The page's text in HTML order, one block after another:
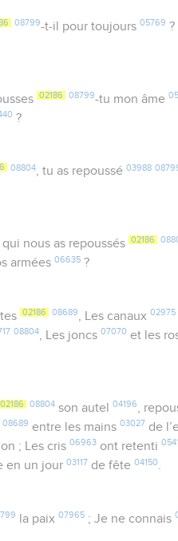
08799-t-il pour toujours 05769 ?
02186 08799-tu mon âme
?
08804, tu as repoussé 03988
, qui nous as repoussés 02186
armées06635 ?
02186 08689 , Les canaux 02975
08804 , Les joncs07070 et les
02186 08804son autel 04196 ,
08689 entre les mains03027 de
; Les cris06963 ont retenti
en un jour03117 de fête04150.
la paix 07965; Je ne connais